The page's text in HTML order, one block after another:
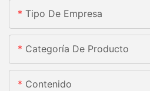
Tipo De Empresa
Categoría De Producto
Contenido